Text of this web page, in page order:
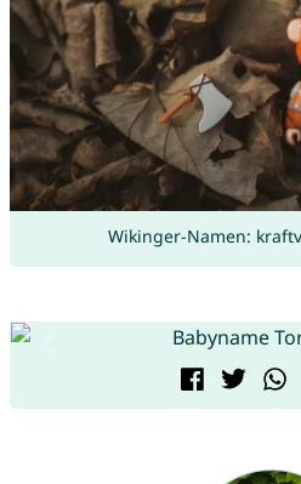
Wikinger-Namen: